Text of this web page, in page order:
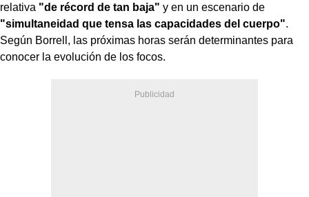
relativa "de récord de tan baja" y en un escenario de
"simultaneidad que tensa las capacidades del cuerpo".
Según Borrell, las próximas horas serán determinantes para
conocer la evolución de los focos.